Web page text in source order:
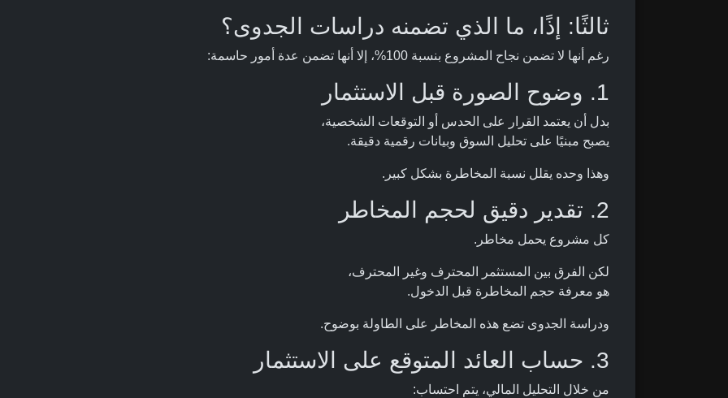
ثالثًا: إذًا، ما الذي تضمنه دراسات الجدوى؟
رغم أنها لا تضمن نجاح المشروع بنسبة 100%، إلا أنها تضمن عدة أمور حاسمة:
1. وضوح الصورة قبل الاستثمار
بدل أن يعتمد القرار على الحدس أو التوقعات الشخصية،
يصبح مبنيًا على تحليل السوق وبيانات رقمية دقيقة.
وهذا وحده يقلل نسبة المخاطرة بشكل كبير.
2. تقدير دقيق لحجم المخاطر
كل مشروع يحمل مخاطر.
لكن الفرق بين المستثمر المحترف وغير المحترف،
هو معرفة حجم المخاطرة قبل الدخول.
ودراسة الجدوى تضع هذه المخاطر على الطاولة بوضوح.
3. حساب العائد المتوقع على الاستثمار
من خلال التحليل المالي، يتم احتساب: